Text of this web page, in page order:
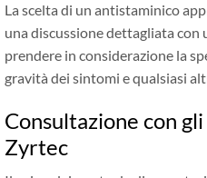
La scelta di un antistaminico
una discussione dettagliata
prendere in considerazione la
gravità dei sintomi e qualsiasi
Consultazione con
Zyrtec